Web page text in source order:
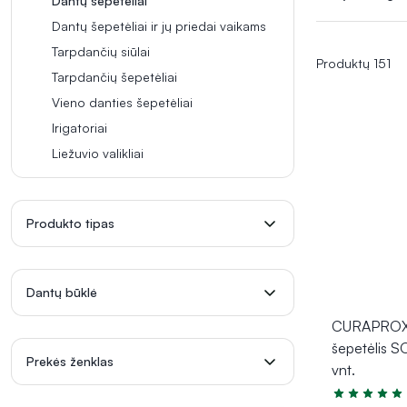
Dantų šepetėliai ir jų priedai vaikams
Tarpdančių siūlai
Tarpdančių šepetėliai
Vieno danties šepetėliai
Irigatoriai
Liežuvio valikliai
Produkto tipas
Dantų būklė
Prekės ženklas
šepetėlis
Tinkamai
individualių
siūlo
Ne mažiau
šereliai
dantų
Produktų 151
šepetėlis
vnt.
Įvertinimas